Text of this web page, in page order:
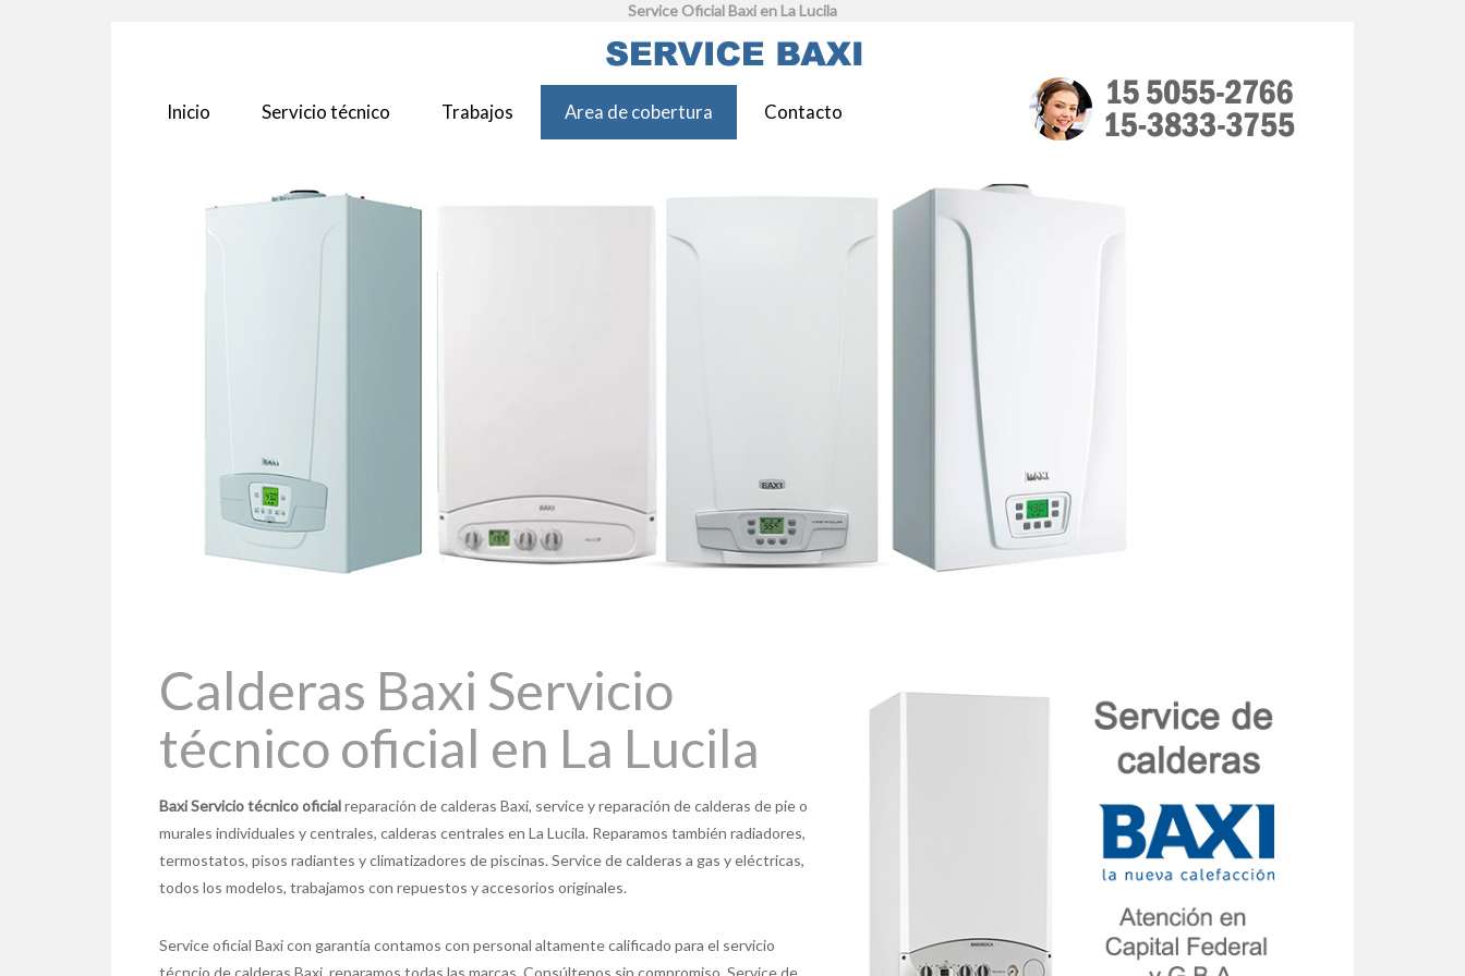
Service Oficial Baxi en La Lucila
Inicio Servicio técnico Trabajos Area de cobertura Contacto
Calderas Baxi Servicio
técnico oficial en La Lucila
Baxi Servicio técnico oficialreparación de calderas Baxi, service y reparación de calderas de pie o
murales individuales y centrales, calderas centrales en La Lucila. Reparamos también radiadores,
termostatos, pisos radiantes y climatizadores de piscinas. Service de calderas a gas y eléctricas,
todos los modelos, trabajamos con repuestos y accesorios originales.
Service oficial Baxi con garantía contamos con personal altamente calificado para el servicio